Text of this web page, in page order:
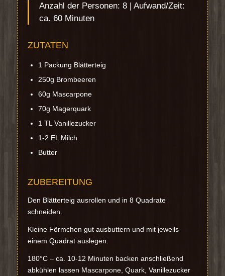
Anzahl der Personen: 8 | Aufwand/Zeit:
ca. 60 Minuten
ZUTATEN
1 Packung Blätterteig
250g Brombeeren
60g Mascarpone
70g Magerquark
1 TL Vanillezucker
1-2 EL Milch
Butter
ZUBEREITUNG
Den Blätterteig ausrollen und in 8 Quadrate
schneiden.
Kleine Förmchen gut ausbuttern und mit jeweils
einem Quadrat auslegen.
180°C – ca. 10-12 Minuten backen anschließend
abkühlen lassen Mascarpone, Quark, Vanillezucker